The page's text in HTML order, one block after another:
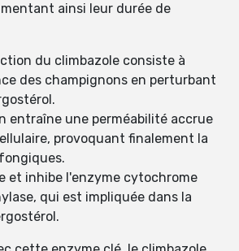
ainsi leur durée de
du climbazole consiste à
des champignons en perturbant
entraîne une perméabilité accrue
provoquant finalement la
et inhibe l'enzyme cytochrome
qui est impliquée dans la